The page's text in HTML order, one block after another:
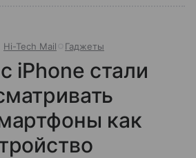
Hi-Tech Mail Гаджеты
iPhone стали
как